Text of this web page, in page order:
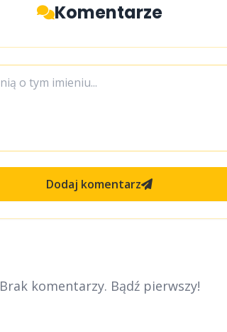
Komentarze
Dodaj komentarz
Brak komentarzy. Bądź pierwszy!